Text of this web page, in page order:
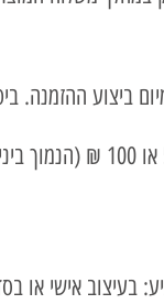
רשאי לבטל את העסקה בתוך